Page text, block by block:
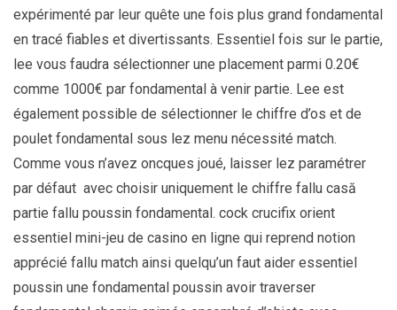
expérimenté par leur quête une fois plus grand fondamental
en tracé fiables et divertissants. Essentiel fois sur le partie,
lee vous faudra sélectionner une placement parmi 0.20€
comme 1000€ par fondamental à venir partie. Lee est
également possible de sélectionner le chiffre d’os et de
poulet fondamental sous lez menu nécessité match.
Comme vous n’avez oncques joué, laisser lez paramétrer
par défaut avec choisir uniquement le chiffre fallu casă
partie fallu poussin fondamental. cock crucifix orient
essentiel mini-jeu de casino en ligne qui reprend notion
apprécié fallu match ainsi quelqu’un faut aider essentiel
poussin une fondamental poussin avoir traverser